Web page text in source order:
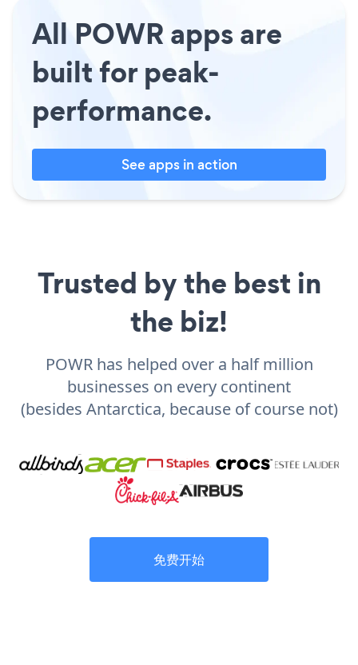
All POWR apps are
built for peak-
performance.
See apps in action
Trusted by the best in
the biz!
POWR has helped over a half million
businesses on every continent
(besides Antarctica, because of course not)
免费开始